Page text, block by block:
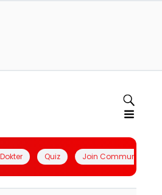
Quiz Join Community